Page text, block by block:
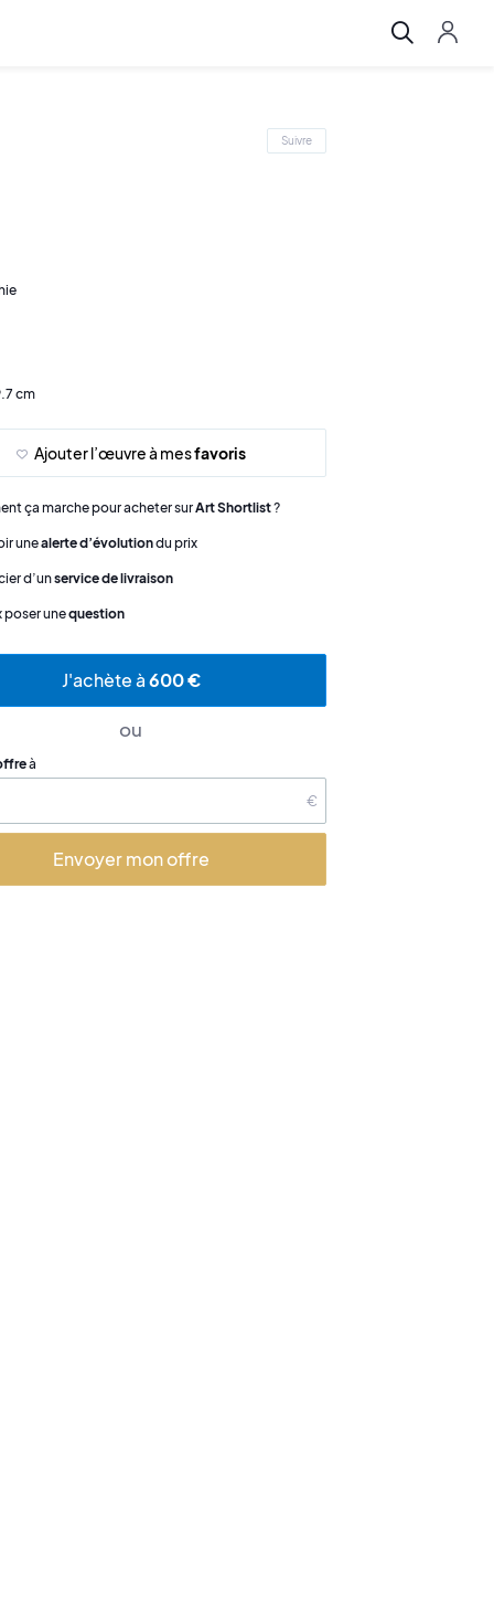
Suivre
cm
Ajouter l’œuvre à mesfavoris
ça marche pour acheter surArt Shortlist?
unealerte d’évolutiondu prix
d’unservice de livraison
poser unequestion
J'achète à600 €
ou
à
€
Envoyer mon offre